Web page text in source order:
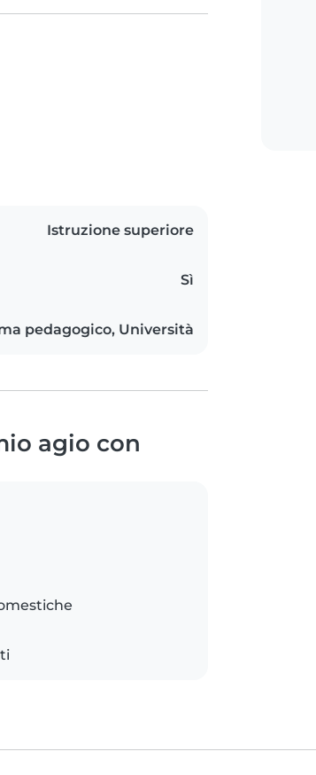
Istruzione superiore
Sì
pedagogico, Università
agio con